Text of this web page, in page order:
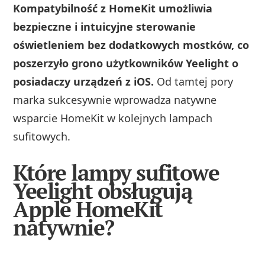
Kompatybilność z HomeKit umożliwia
bezpieczne i intuicyjne sterowanie
oświetleniem bez dodatkowych mostków, co
poszerzyło grono użytkowników Yeelight o
posiadaczy urządzeń z iOS. Od tamtej pory
marka sukcesywnie wprowadza natywne
wsparcie HomeKit w kolejnych lampach
sufitowych.
Które lampy sufitowe
Yeelight obsługują
Apple HomeKit
natywnie?